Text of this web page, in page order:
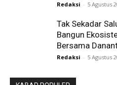
Redaksi - 5 Agustus
Tak Sekadar
Bangun
Bersama
Redaksi - 5 Agustus